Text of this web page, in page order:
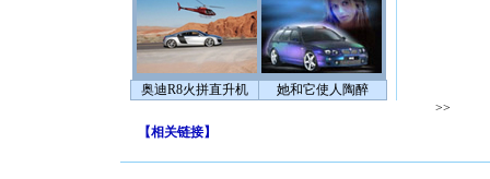
奥迪R8火拼直升机 她和它使人陶醉
>>
【相关链接】